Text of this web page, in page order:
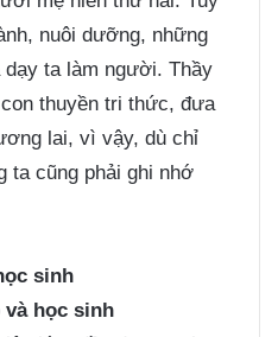
nuôi dưỡng, những
ta làm người. Thầy
thuyền tri thức, đưa
lai, vì vậy, dù chỉ
ta cũng phải ghi nhớ
sinh
và học sinh